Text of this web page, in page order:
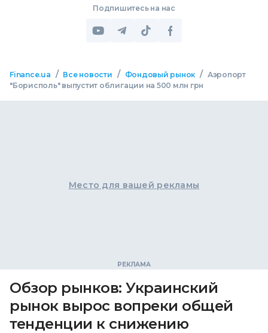
Подпишитесь на нас
Finance.ua / Все новости / Фондовый рынок / Аэропорт
"Борисполь" выпустит облигации на 500 млн грн
Место для вашей рекламы
Обзор рынков: Украинский
рынок вырос вопреки общей
тенденции к снижению